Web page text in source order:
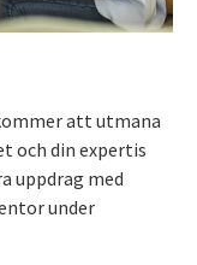
att utmana
och din expertis
uppdrag med
under